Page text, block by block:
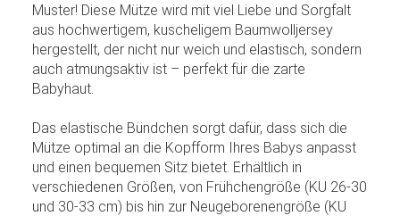
Muster! Diese Mütze wird mit viel Liebe und Sorgfalt
aus hochwertigem, kuscheligem Baumwolljersey
hergestellt, der nicht nur weich und elastisch, sondern
auch atmungsaktiv ist – perfekt für die zarte
Babyhaut.
Das elastische Bündchen sorgt dafür, dass sich die
Mütze optimal an die Kopfform Ihres Babys anpasst
und einen bequemen Sitz bietet. Erhältlich in
verschiedenen Größen, von Frühchengröße (KU 26-30
und 30-33 cm) bis hin zur Neugeborenengröße (KU